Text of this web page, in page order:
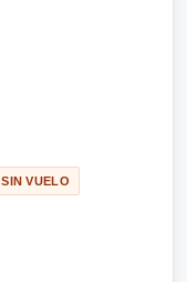
SIN VUELO